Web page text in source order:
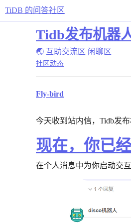
TiDB 的问答社区
Tidb发布机器
🌏 互助交流区 闲聊区
社区动态
Fly-bird
今天收到站内信，Tidb发
现在，你已
在个人消息中为你启动交互